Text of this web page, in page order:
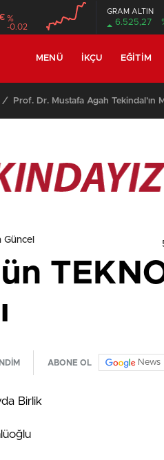
%
-0.02
GRAM ALTIN
6.525,27
MENÜ İKÇU EĞITIM
/ Prof. Dr. Mustafa Agah Tekindal’ın
Güncel
ABONE OL News
Birlik